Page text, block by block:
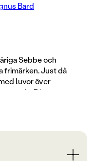
Bard
Sebbe och
frimärken. Just då
luvor över
in. Rånarna
åt alla att
gympadojjor!